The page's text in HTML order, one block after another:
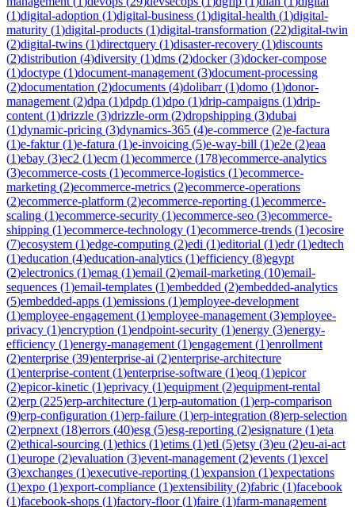
(1)digital-adoption (1)digital-business (1)digital-health (1)digital-
maturity (1)digital-products (1)digital-transformation (22)digital-twin
(2)digital-twins (1)directquery (1)disaster-recovery (1)discounts
(2)distribution (4)diversity (1)dms (2)docker(3)docker-compose
(1)doctype (1)document-management (3)document-processing
(2)documentation (2)documents (4)dolibarr(1)domo (1)donor-
management (2)dpa (1)dpdp (1)dpo (1)drip-campaigns (1)drip-
content (1)drizzle (3)drizzle-orm (2)dropshipping (3)dubai
(1)dynamic-pricing (3)dynamics-365 (4)e-commerce (2)e-factura
(1)e-faktur(1)e-fatura (1)e-invoicing (5)e-way-bill (1)e2e (2)eaa
(1)ebay (3)ec2 (1)ecm (1)ecommerce (178)ecommerce-analytics
(3)ecommerce-costs (1)ecommerce-logistics (1)ecommerce-
marketing (2)ecommerce-metrics (2)ecommerce-operations
(2)ecommerce-platform (2)ecommerce-reporting (1)ecommerce-
scaling (1)ecommerce-security (1)ecommerce-seo (3)ecommerce-
shipping (1)ecommerce-technology (1)ecommerce-trends (1)ecosire
(7)ecosystem (1)edge-computing (2)edi (1)editorial (1)edr(1)edtech
(1)education (4)education-analytics (1)efficiency (8)egypt
(2)electronics (1)emag (1)email (2)email-marketing (10)email-
sequences (1)email-templates (1)embedded (2)embedded-analytics
(5)embedded-apps (1)emissions (1)employee-development
(1)employee-engagement (1)employee-management (3)employee-
privacy (1)encryption (1)endpoint-security (1)energy (3)energy-
efficiency (1)energy-management (1)engagement (1)enrollment
(2)enterprise (39)enterprise-ai (2)enterprise-architecture
(1)enterprise-content (1)enterprise-software (1)eoq (1)epicor
(2)epicor-kinetic (1)eprivacy (1)equipment (2)equipment-rental
(2)erp (225)erp-architecture (1)erp-automation (1)erp-comparison
(9)erp-configuration (1)erp-failure (1)erp-integration (8)erp-selection
(2)erpnext (18)errors (40)esg (5)esg-reporting (2)esignature (1)eta
(2)ethical-sourcing (1)ethics (1)etims (1)etl (5)etsy (3)eu (2)eu-ai-act
(1)europe (2)evaluation (3)event-management (2)events (1)excel
(3)exchanges (1)executive-reporting (1)expansion (1)expectations
(1)expo (1)export-compliance (1)extensibility (2)fabric (1)facebook
(1)facebook-shops (1)factory-floor(1)faire (1)farm-management